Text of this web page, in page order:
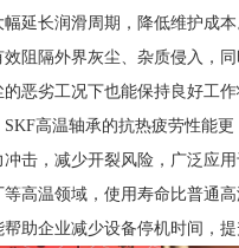
延长润滑周期，降低维护成
阻隔外界灰尘、杂质侵入，
恶劣工况下也能保持良好工作
高温轴承的抗热疲劳性能
击，减少开裂风险，广泛应
高温领域，使用寿命比普通
助企业减少设备停机时间，提